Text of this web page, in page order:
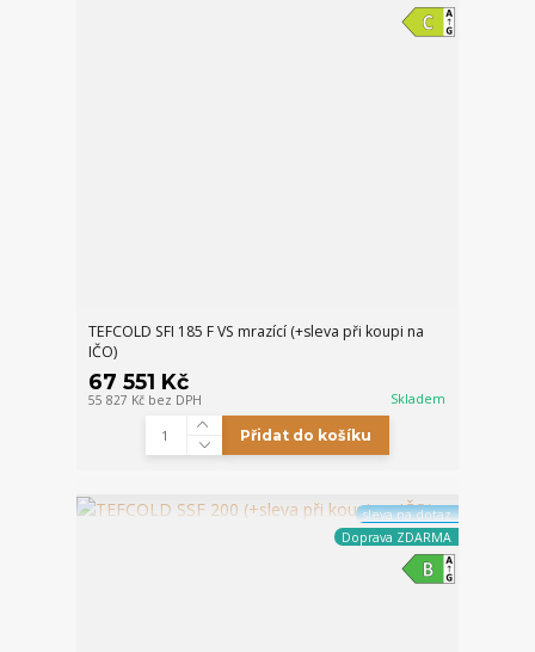
TEFCOLD SFI 185 F VS mrazící (+sleva při koupi na
IČO)
67 551 Kč
55 827 Kč bez DPH Skladem
Přidat do košíku
sleva na dotaz
Doprava ZDARMA